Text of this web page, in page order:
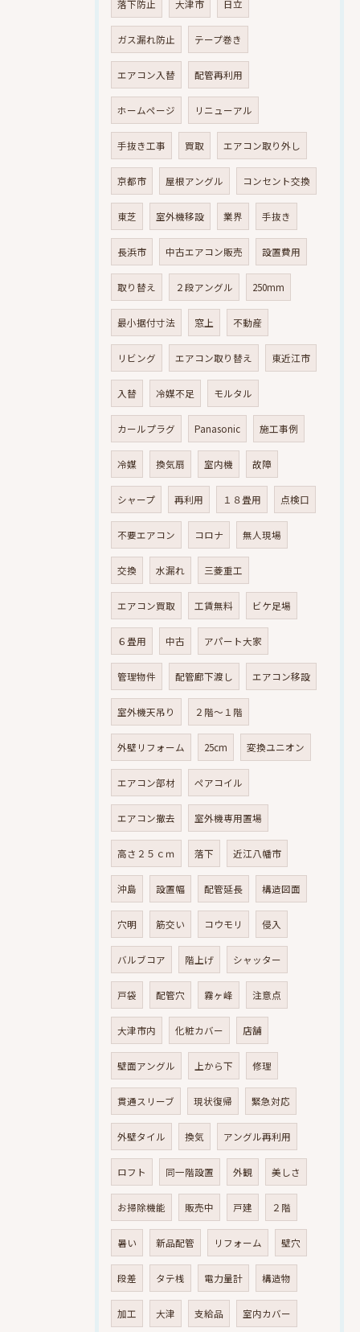
落下防止 大津市 日立
ガス漏れ防止 テープ巻き
エアコン入替 配管再利用
ホームページ リニューアル
手抜き工事 買取 エアコン取り外し
京都市 屋根アングル コンセント交換
東芝 室外機移設 業界 手抜き
長浜市 中古エアコン販売 設置費用
取り替え ２段アングル 250mm
最小据付寸法 窓上 不動産
リビング エアコン取り替え 東近江市
入替 冷媒不足 モルタル
カールプラグ Panasonic 施工事例
冷媒 換気扇 室内機 故障
シャープ 再利用 １８畳用 点検口
不要エアコン コロナ 無人現場
交換 水漏れ 三菱重工
エアコン買取 工賃無料 ビケ足場
６畳用 中古 アパート大家
管理物件 配管廊下渡し エアコン移設
室外機天吊り ２階～１階
外壁リフォーム 25cm 変換ユニオン
エアコン部材 ペアコイル
エアコン撤去 室外機専用置場
高さ２５ｃｍ 落下 近江八幡市
沖島 設置幅 配管延長 構造図面
穴明 筋交い コウモリ 侵入
バルブコア 階上げ シャッター
戸袋 配管穴 霧ヶ峰 注意点
大津市内 化粧カバー 店舗
壁面アングル 上から下 修理
貫通スリーブ 現状復帰 緊急対応
外壁タイル 換気 アングル再利用
ロフト 同一階設置 外観 美しさ
お掃除機能 販売中 戸建 ２階
暑い 新品配管 リフォーム 壁穴
段差 タテ桟 電力量計 構造物
加工 大津 支給品 室内カバー